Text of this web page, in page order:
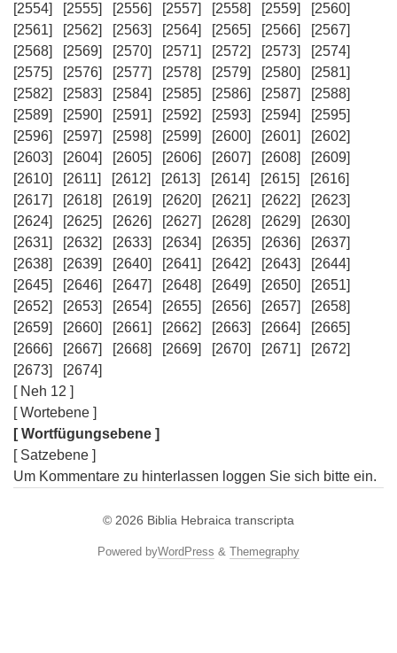
[2554]
[2555] [2556] [2557] [2558] [2559]
[2560]
[2561]
[2562] [2563] [2564] [2565] [2566]
[2567]
[2568]
[2569] [2570] [2571] [2572] [2573]
[2574]
[2575]
[2576] [2577] [2578] [2579] [2580]
[2581]
[2582]
[2583] [2584] [2585] [2586] [2587]
[2588]
[2589]
[2590] [2591] [2592] [2593] [2594]
[2595]
[2596]
[2597] [2598] [2599] [2600] [2601]
[2602]
[2603]
[2604] [2605] [2606] [2607] [2608]
[2609]
[2610]
[2611] [2612] [2613] [2614] [2615]
[2616]
[2617]
[2618] [2619] [2620] [2621] [2622]
[2623]
[2624]
[2625] [2626] [2627] [2628] [2629]
[2630]
[2631]
[2632] [2633] [2634] [2635] [2636]
[2637]
[2638]
[2639] [2640] [2641] [2642] [2643]
[2644]
[2645]
[2646] [2647] [2648] [2649] [2650]
[2651]
[2652]
[2653] [2654] [2655] [2656] [2657]
[2658]
[2659]
[2660] [2661] [2662] [2663] [2664]
[2665]
[2666]
[2667] [2668] [2669] [2670] [2671]
[2672]
[2673]
[2674]
[ Neh 12 ]
[ Wortebene ]
[ Wortfügungsebene ]
[ Satzebene ]
Um Kommentare zu hinterlassen loggen Sie sich bitte ein.
© 2026 Biblia Hebraica transcripta
Powered byWordPress & Themegraphy